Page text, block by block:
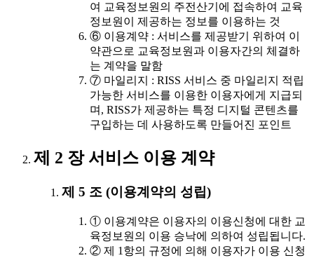
여 교육정보원의 주전산기에 접속하여 교육
정보원이 제공하는 정보를 이용하는 것
⑥ 이용계약 : 서비스를 제공받기 위하여 이
약관으로 교육정보원과 이용자간의 체결하
는 계약을 말함
⑦ 마일리지 : RISS 서비스 중 마일리지 적립
가능한 서비스를 이용한 이용자에게 지급되
며, RISS가 제공하는 특정 디지털 콘텐츠를
구입하는 데 사용하도록 만들어진 포인트
제 2 장 서비스 이용 계약
제 5 조 (이용계약의 성립)
① 이용계약은 이용자의 이용신청에 대한 교
육정보원의 이용 승낙에 의하여 성립됩니다.
② 제 1항의 규정에 의해 이용자가 이용 신청